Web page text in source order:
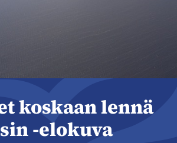
koskaan lennä
-elokuva